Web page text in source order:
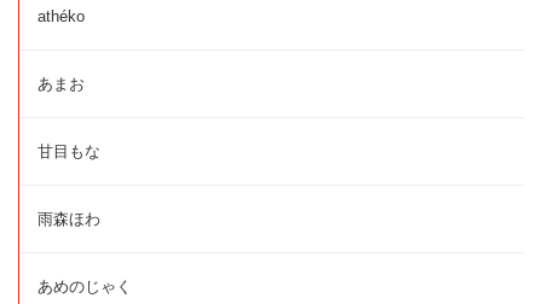
athéko
あまお
甘目もな
雨森ほわ
あめのじゃく